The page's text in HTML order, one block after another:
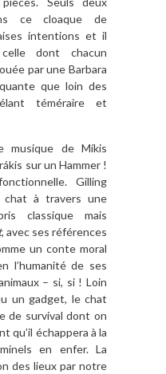
ce cloaque de
intentions et il
dont chacun
par une Barbara
que loin des
téméraire et
musique de Míkis
sur un Hammer !
Gilling
chat à travers une
classique mais
, avec ses références
un conte moral
l’humanité de ses
– si, si ! Loin
un gadget, le chat
de survival dont on
qu’il échappera à la
en enfer. La
des lieux par notre